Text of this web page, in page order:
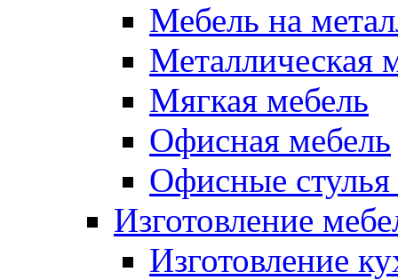
Мебель на
Металлическая
Мягкая мебель
Офисная мебель
Офисные стулья
Изготовление
Изготовление